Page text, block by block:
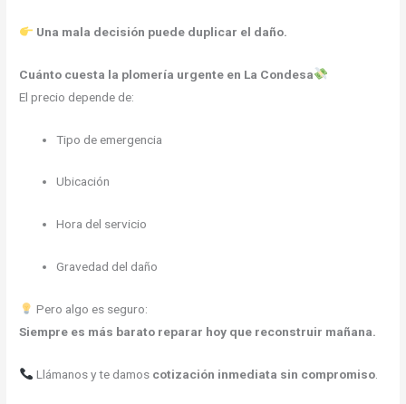
Una mala decisión puede duplicar el daño.
Cuánto cuesta la plomería urgente en La Condesa
El precio depende de:
Tipo de emergencia
Ubicación
Hora del servicio
Gravedad del daño
Pero algo es seguro:
Siempre es más barato reparar hoy que reconstruir mañana.
Llámanos y te damos cotización inmediata sin compromiso.